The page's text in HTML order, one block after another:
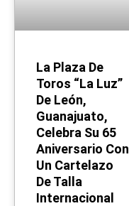
La Plaza De
Toros “La Luz”
De León,
Guanajuato,
Celebra Su 65
Aniversario Con
Un Cartelazo
De Talla
Internacional